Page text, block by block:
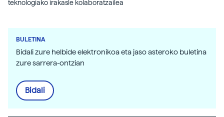
teknologiako irakasle kolaboratzailea
BULETINA
Bidali zure helbide elektronikoa eta jaso asteroko buletina
zure sarrera-ontzian
Bidali